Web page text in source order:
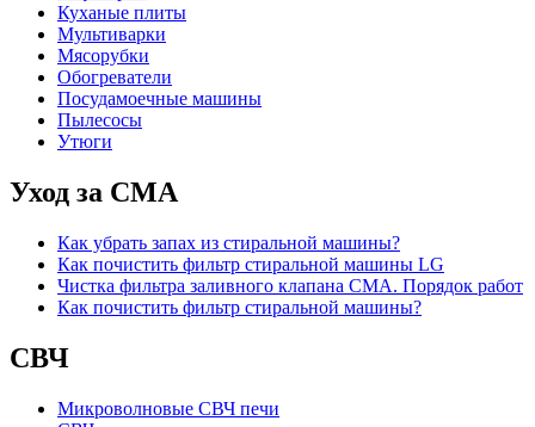
Куханые плиты
Мультиварки
Мясорубки
Обогреватели
Посудамоечные машины
Пылесосы
Утюги
Уход за СМА
Как убрать запах из стиральной машины?
Как почистить фильтр стиральной машины LG
Чистка фильтра заливного клапана СМА. Порядок работ
Как почистить фильтр стиральной машины?
СВЧ
Микроволновые СВЧ печи